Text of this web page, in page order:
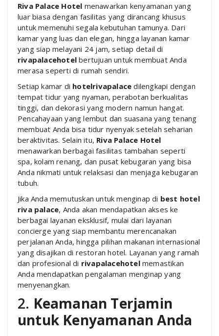
Riva Palace Hotel menawarkan kenyamanan yang
luar biasa dengan fasilitas yang dirancang khusus
untuk memenuhi segala kebutuhan tamunya. Dari
kamar yang luas dan elegan, hingga layanan kamar
yang siap melayani 24 jam, setiap detail di
rivapalacehotel bertujuan untuk membuat Anda
merasa seperti di rumah sendiri.
Setiap kamar di hotelrivapalace dilengkapi dengan
tempat tidur yang nyaman, perabotan berkualitas
tinggi, dan dekorasi yang modern namun hangat.
Pencahayaan yang lembut dan suasana yang tenang
membuat Anda bisa tidur nyenyak setelah seharian
beraktivitas. Selain itu, Riva Palace Hotel
menawarkan berbagai fasilitas tambahan seperti
spa, kolam renang, dan pusat kebugaran yang bisa
Anda nikmati untuk relaksasi dan menjaga kebugaran
tubuh.
Jika Anda memutuskan untuk menginap di best hotel
riva palace, Anda akan mendapatkan akses ke
berbagai layanan eksklusif, mulai dari layanan
concierge yang siap membantu merencanakan
perjalanan Anda, hingga pilihan makanan internasional
yang disajikan di restoran hotel. Layanan yang ramah
dan profesional di rivapalacehotelmemastikan
Anda mendapatkan pengalaman menginap yang
menyenangkan.
2. Keamanan Terjamin
untuk Kenyamanan Anda